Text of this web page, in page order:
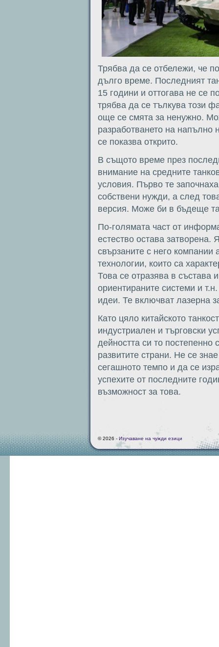
Трябва да се отбележи, че
дълго време. Последният
15 години и оттогава не се
трябва да се тълкува този
още се смята за ненужно.
разработването на напълно
се показва открито.
В същото време през
внимание на средните
условия. Първо те
собствени нужди, а след
версия. Може би в бъдеще
По-голямата част от
естество остава затворена.
свързаните с него компании
технологии, които са
Това се отразява в състава
ориентираните системи и
идеи. Те включват лазерна
Като цяло китайското
индустриален и търговски
дейността си то постепенно
развитите страни. Не се
сегашното темпо и да се
успехите от последните
възможност за това.
© 2026 - Изучаване на чужди езици